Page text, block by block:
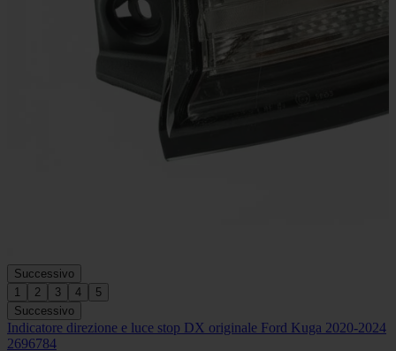
Successivo
1
2 3 4
5
Successivo
Indicatore direzione e luce stop DX originale Ford Kuga 2020-2024
2696784